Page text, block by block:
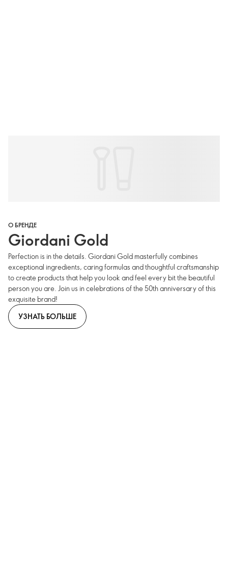
О БРЕНДЕ
Giordani Gold
Perfection is in the details. Giordani Gold masterfully combines
exceptional ingredients, caring formulas and thoughtful craftsmanship
to create products that help you look and feel every bit the beautiful
person you are. Join us in celebrations of the 50th anniversary of this
exquisite brand!
УЗНАТЬ БОЛЬШЕ